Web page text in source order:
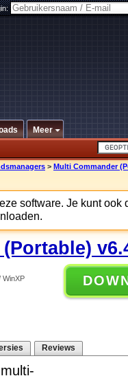
Meer
> Multi Commander
software. Je kunt ook
WinXP
Reviews